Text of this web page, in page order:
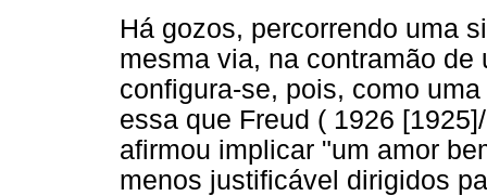
Há gozos, percorrendo uma
mesma via, na contramão
configura-se, pois, como
essa que Freud ( 1926
afirmou implicar "um amor
menos justificável dirigidos